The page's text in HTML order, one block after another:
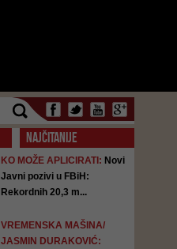
NAJČITANIJE
KO MOŽE APLICIRATI: Novi
Javni pozivi u FBiH:
Rekordnih 20,3 m...
VREMENSKA MAŠINA/
JASMIN DURAKOVIĆ: